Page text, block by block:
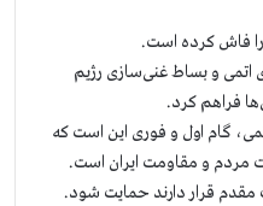
را فاش کرده است.
کردیم که باید تمام سایت‌های اتمی و بساط غنی‌سازی رژیم
فراهم کرد.
گام اول و فوری این است که
مردم و مقاومت ایران است.
مقدم قرار دارند حمایت شود.